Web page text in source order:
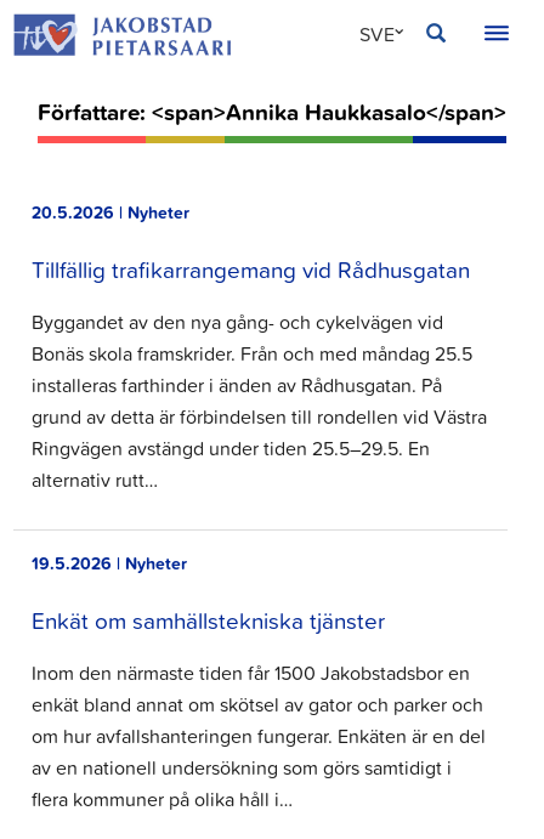
Hoppa
till
SVE
ENG
Författare: <span>Annika Haukkasalo</span>
20.5.2026 | Nyheter
Tillfällig trafikarrangemang vid Rådhusgatan
Byggandet av den nya gång- och cykelvägen vid
Bonäs skola framskrider. Från och med måndag 25.5
installeras farthinder i änden av Rådhusgatan. På
grund av detta är förbindelsen till rondellen vid Västra
Ringvägen avstängd under tiden 25.5–29.5. En
alternativ rutt…
19.5.2026 | Nyheter
Enkät om samhällstekniska tjänster
Inom den närmaste tiden får 1500 Jakobstadsbor en
enkät bland annat om skötsel av gator och parker och
om hur avfallshanteringen fungerar. Enkäten är en del
av en nationell undersökning som görs samtidigt i
flera kommuner på olika håll i…